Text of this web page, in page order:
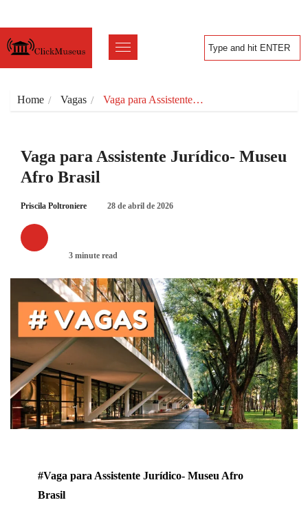
Home Vagas Vaga para Assistente…
Vaga para Assistente Jurídico- Museu
Afro Brasil
Priscila Poltroniere 28 de abril de 2026
3 minute read
#Vaga para Assistente Jurídico- Museu Afro
Brasil